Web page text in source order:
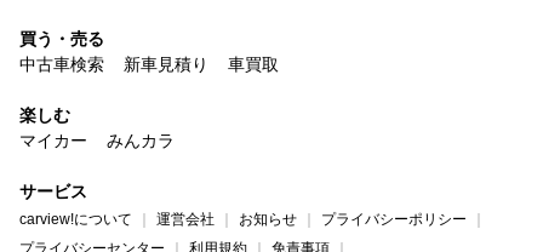
買う・売る
中古車検索
新車見積り 車買取
楽しむ
マイカー
みんカラ
サービス
carview!について 運営会社 お知らせ
プライバシーポリシー
プライバシーセンター
利用規約 免責事項